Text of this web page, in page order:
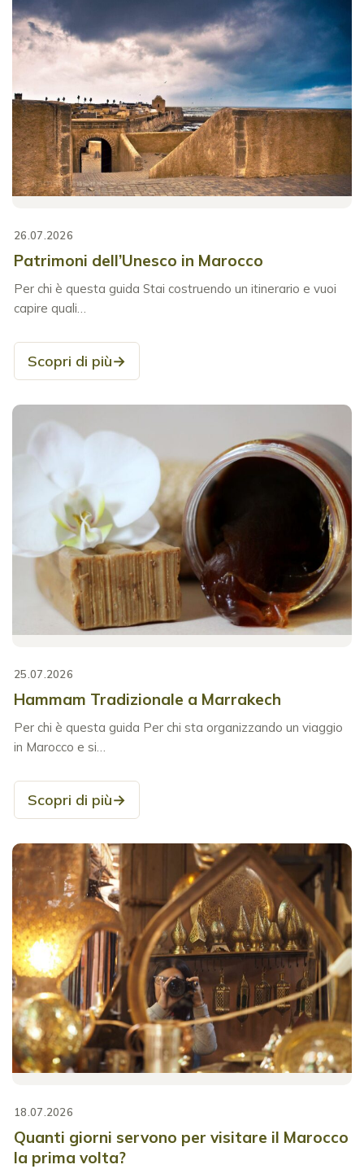
26.07.2026
Patrimoni dell’Unesco in Marocco
Per chi è questa guida Stai costruendo un itinerario e vuoi
capire quali…
Scopri di più→
25.07.2026
Hammam Tradizionale a Marrakech
Per chi è questa guida Per chi sta organizzando un viaggio
in Marocco e si…
Scopri di più→
18.07.2026
Quanti giorni servono per visitare il Marocco
la prima volta?